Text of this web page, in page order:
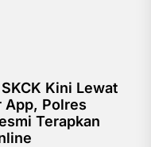
Kini Lewat
App, Polres
Terapkan